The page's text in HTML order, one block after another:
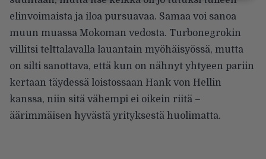
elinvoimaista ja iloa pursuavaa. Samaa voi sanoa
muun muassa Mokoman vedosta. Turbonegrokin
villitsi telttalavalla lauantain myöhäisyössä, mutta
on silti sanottava, että kun on nähnyt yhtyeen pariin
kertaan täydessä loistossaan Hank von Hellin
kanssa, niin sitä vähempi ei oikein riitä –
äärimmäisen hyvästä yrityksestä huolimatta.